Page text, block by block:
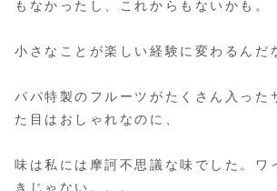
もなかったし、これからもないかも。
小さなことが楽しい経験に変わるんだ
パパ特製のフルーツがたくさん入った
た目はおしゃれなのに、
味は私には摩訶不思議な味でした。ワ
きじゃない。。。